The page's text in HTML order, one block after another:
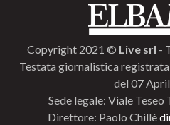
Copyright 2021 © Live srl -
Testata giornalistica
del 07
Sede legale: Viale
Direttore: Paolo Chillè